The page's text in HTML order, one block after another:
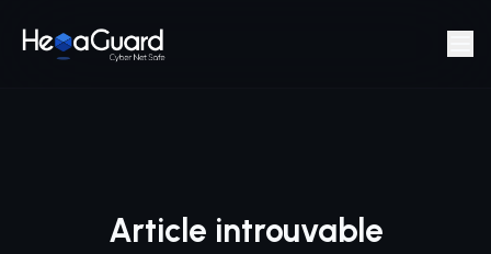
Article introuvable